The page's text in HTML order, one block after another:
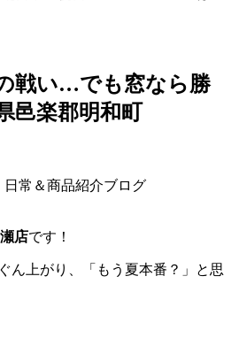
戦い…でも窓なら勝
邑楽郡明和町
常＆商品紹介ブログ
店です！
ん上がり、「もう夏本番？」と思